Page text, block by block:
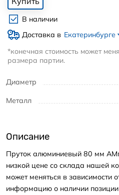
Диаметр
Металл
В наличии
Доставка в Екатеринбурге
*конечная стоимость может
размера партии.
Описание
Пруток алюминиевый 80 мм
низкой цене со склада нашей
может меняться в зависимости
информацию о наличии